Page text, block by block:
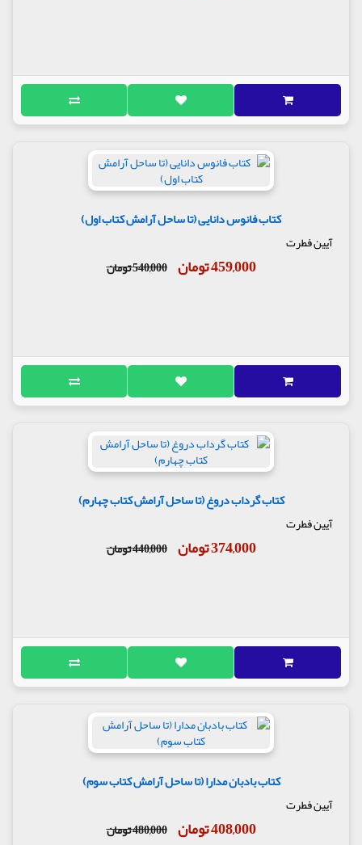
کتاب فانوس دانایی (تا ساحل آرامش کتاب اول)
آیین فطرت
459,000 تومان 540,000 تومان
کتاب گرداب دروغ (تا ساحل آرامش کتاب چهارم)
آیین فطرت
374,000 تومان 440,000 تومان
کتاب بادبان مدارا (تا ساحل آرامش کتاب سوم)
آیین فطرت
408,000 تومان 480,000 تومان